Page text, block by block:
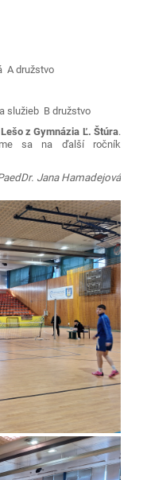
A družstvo
služieb B družstvo
z Gymnázia Ľ. Štúra.
sa na ďalší ročník
Jana Hamadejová